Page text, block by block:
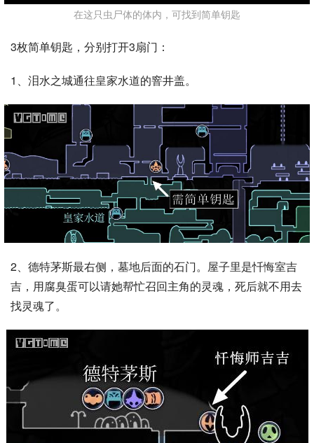
在这只虫尸体的体内，可找到简单钥匙
3枚简单钥匙，分别打开3扇门：
1、泪水之城通往皇家水道的窨井盖。
2、德特茅斯最右侧，墓地后面的石门。屋子里是忏悔室吉
吉，用腐臭蛋可以请她帮忙召回主角的灵魂，死后就不用去
找灵魂了。